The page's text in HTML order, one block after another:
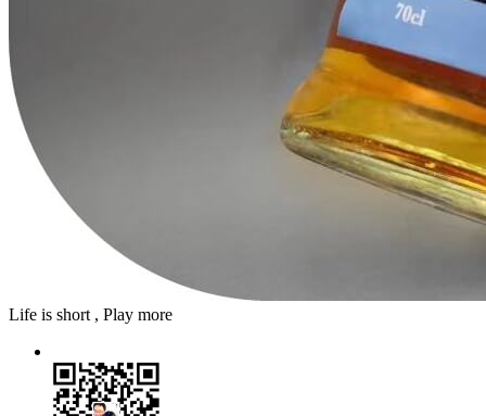
Life is short , Play more